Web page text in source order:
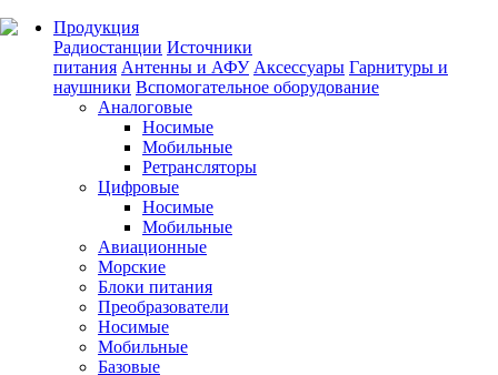
Продукция
Радиостанции Источники
питания Антенны и АФУ Аксессуары Гарнитуры и
наушники Вспомогательное оборудование
Аналоговые
Носимые
Мобильные
Ретрансляторы
Цифровые
Носимые
Мобильные
Авиационные
Морские
Блоки питания
Преобразователи
Носимые
Мобильные
Базовые